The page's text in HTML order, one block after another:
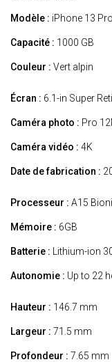
Modèle : iPhone 13 Pro
Capacité : 1000 GB
Couleur : Vert alpin
Écran : 6.1-in Super
Caméra photo : Pro
Caméra vidéo : 4K
Date de fabrication :
Processeur : A15
Mémoire : 6GB
Batterie : Lithium-ion
Autonomie : Up to 22
Hauteur : 146.7 mm
Largeur : 71.5 mm
Profondeur : 7.65 mm